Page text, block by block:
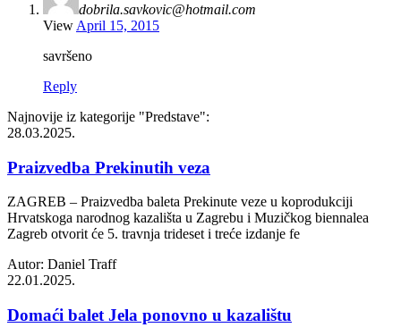
dobrila.savkovic@hotmail.com
View April 15, 2015
savršeno
Reply
Najnovije iz kategorije "Predstave":
28.03.2025.
Praizvedba Prekinutih veza
ZAGREB – Praizvedba baleta Prekinute veze u koprodukciji
Hrvatskoga narodnog kazališta u Zagrebu i Muzičkog biennalea
Zagreb otvorit će 5. travnja trideset i treće izdanje fe
Autor: Daniel Traff
22.01.2025.
Domaći balet Jela ponovno u kazalištu